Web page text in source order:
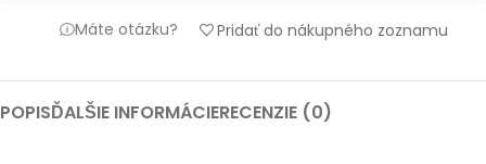
Máte otázku? Pridať do nákupného zoznamu
POPISĎALŠIE INFORMÁCIERECENZIE (0)